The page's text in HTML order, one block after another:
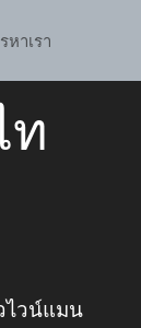
หาเรา
ท
ไวน์แมน